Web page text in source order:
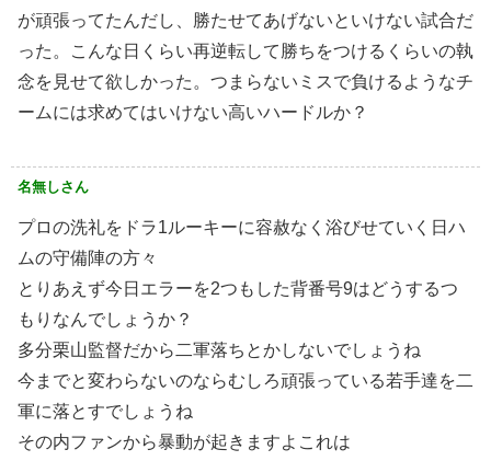
が頑張ってたんだし、勝たせてあげないといけない試合だ
った。こんな日くらい再逆転して勝ちをつけるくらいの執
念を見せて欲しかった。つまらないミスで負けるようなチ
ームには求めてはいけない高いハードルか？
名無しさん
プロの洗礼をドラ1ルーキーに容赦なく浴びせていく日ハ
ムの守備陣の方々
とりあえず今日エラーを2つもした背番号9はどうするつ
もりなんでしょうか？
多分栗山監督だから二軍落ちとかしないでしょうね
今までと変わらないのならむしろ頑張っている若手達を二
軍に落とすでしょうね
その内ファンから暴動が起きますよこれは